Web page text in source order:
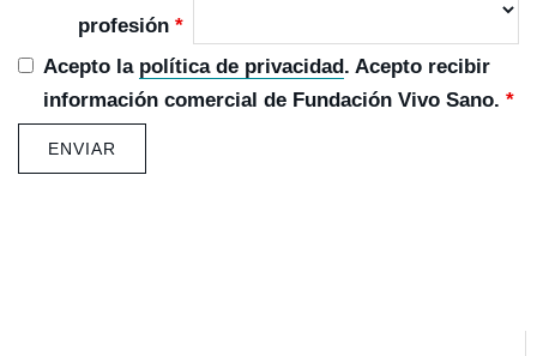
profesión *
Acepto la política de privacidad. Acepto recibir
información comercial de Fundación Vivo Sano.*